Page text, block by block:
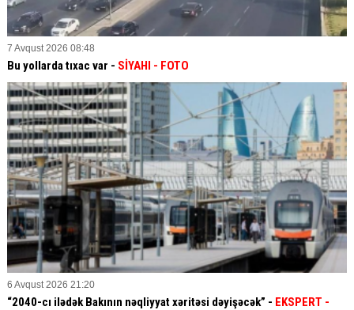
7 Avqust 2026 08:48
Bu yollarda tıxac var - SİYAHI - FOTO
6 Avqust 2026 21:20
“2040-cı ilədək Bakının nəqliyyat xəritəsi dəyişəcək” - EKSPERT -